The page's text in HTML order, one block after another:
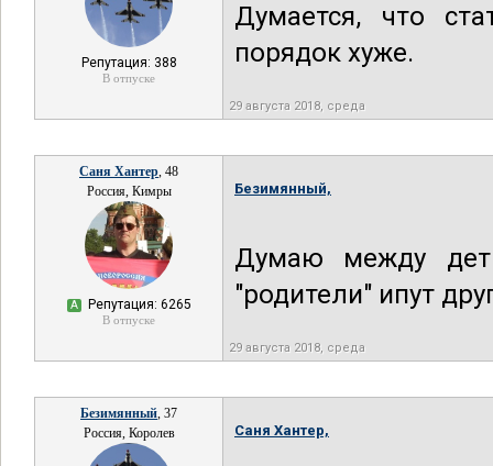
Репутация: 388
В отпуске
Думается, что
порядок хуже.
29 августа 2018, среда
Саня Хантер, 48
Россия, Кимры
А Репутация: 6265
В отпуске
Безимянный,
Думаю между
"родители" ипут
29 августа 2018, среда
Безимянный, 37
Россия, Королев
Саня Хантер,